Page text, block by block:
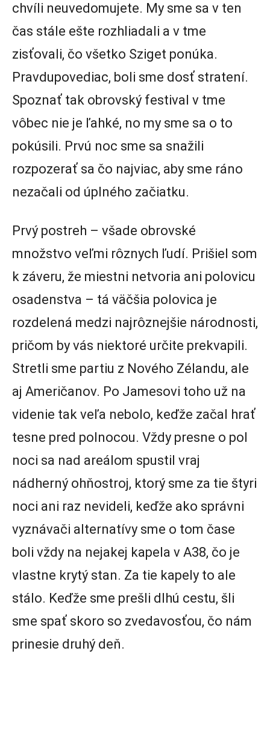
chvíli neuvedomujete. My sme sa v ten
čas stále ešte rozhliadali a v tme
zisťovali, čo všetko Sziget ponúka.
Pravdupovediac, boli sme dosť stratení.
Spoznať tak obrovský festival v tme
vôbec nie je ľahké, no my sme sa o to
pokúsili. Prvú noc sme sa snažili
rozpozerať sa čo najviac, aby sme ráno
nezačali od úplného začiatku.
Prvý postreh – všade obrovské
množstvo veľmi rôznych ľudí. Prišiel som
k záveru, že miestni netvoria ani polovicu
osadenstva – tá väčšia polovica je
rozdelená medzi najrôznejšie národnosti,
pričom by vás niektoré určite prekvapili.
Stretli sme partiu z Nového Zélandu, ale
aj Američanov. Po Jamesovi toho už na
videnie tak veľa nebolo, keďže začal hrať
tesne pred polnocou. Vždy presne o pol
noci sa nad areálom spustil vraj
nádherný ohňostroj, ktorý sme za tie štyri
noci ani raz nevideli, keďže ako správni
vyznávači alternatívy sme o tom čase
boli vždy na nejakej kapela v A38, čo je
vlastne krytý stan. Za tie kapely to ale
stálo. Keďže sme prešli dlhú cestu, šli
sme spať skoro so zvedavosťou, čo nám
prinesie druhý deň.